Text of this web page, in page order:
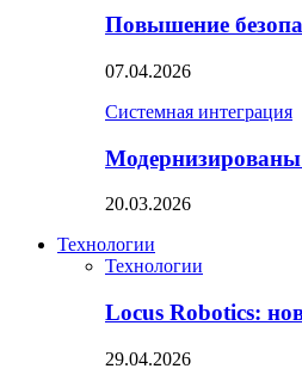
Повышение
07.04.2026
Системная интеграция
20.03.2026
Технологии
Технологии
Locus Robotics:
29.04.2026